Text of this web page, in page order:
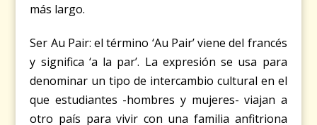
más largo.
Ser Au Pair: el término ‘Au Pair’ viene del francés
y significa ‘a la par’. La expresión se usa para
denominar un tipo de intercambio cultural en el
que estudiantes -hombres y mujeres- viajan a
otro país para vivir con una familia anfitriona